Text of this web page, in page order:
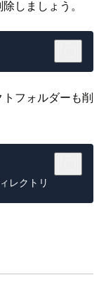
しましょう。
フォルダーも削